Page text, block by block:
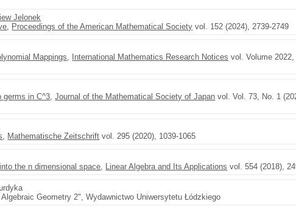
Jelonek
, Proceedings of the American Mathematical Society vol. 152 (2024), 2739-2749
Mappings, International Mathematics Research Notices vol. Volume
germs in C^3,Journal of the Mathematical Society of Japan vol. Vol. 73, No. 1
, Mathematische Zeitschrift vol. 295 (2020), 1039-1065
the n dimensional space, Linear Algebra and Its Applications vol. 554 (2018),
Geometry 2", Wydawnictwo Uniwersytetu Łódzkiego